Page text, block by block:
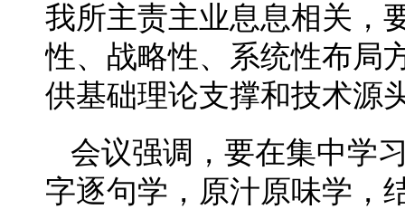
我所主责主业息息相关，
性、战略性、系统性布局
供基础理论支撑和技术源
会议强调，要在集中学
字逐句学，原汁原味学，